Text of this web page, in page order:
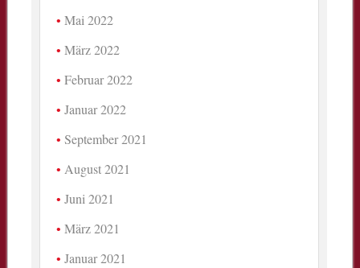
Mai 2022
März 2022
Februar 2022
Januar 2022
September 2021
August 2021
Juni 2021
März 2021
Januar 2021